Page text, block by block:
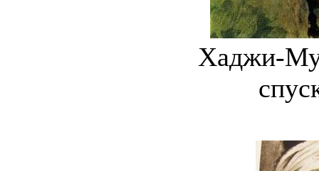
Хаджи-